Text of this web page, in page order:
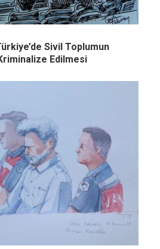
Sivil Toplumun
Edilmesi